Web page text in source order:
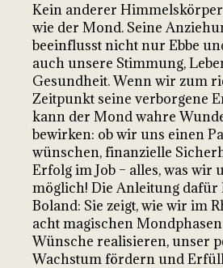
Kein anderer
wie der Mond. Seine
beeinflusst nicht nur Ebbe
auch unsere Stimmung,
Gesundheit. Wenn wir zum
Zeitpunkt seine verborgene
kann der Mond wahre
bewirken: ob wir uns einen
wünschen, finanzielle
Erfolg im Job – alles, was wir
möglich! Die Anleitung dafür
Boland: Sie zeigt, wie wir im
acht magischen
Wünsche realisieren, unser
Wachstum fördern und